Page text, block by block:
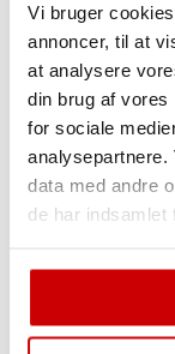
Vi bruger
annoncer, til at
at analysere
din brug af vores
for sociale
analysepartnere.
data med andre
de har indsamlet
Km/L
58,12
ESP